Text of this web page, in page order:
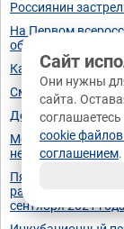
Россиянин
На Первом
обсудили
Какая умная
Смертельная
День в истории:
Можно ли не
не живёте там
Пять новых
работающих
сентября 2021
Сайт
Они нужны
сайта.
соглашаетесь
cookie
соглашением.